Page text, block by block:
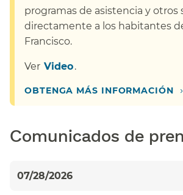
programas de asistencia y otros
directamente a los habitantes
Francisco.​​
Ver​​ Video​​.
OBTENGA MÁS INFORMACIÓN​​ ›
Comunicados de
07/28/2026